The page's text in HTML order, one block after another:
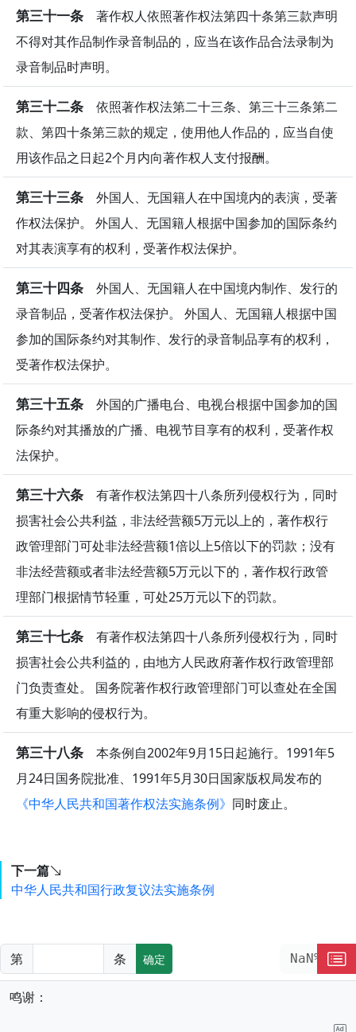
第三十一条 著作权人依照著作权法第四十条第三款声明
不得对其作品制作录音制品的，应当在该作品合法录制为
录音制品时声明。
第三十二条 依照著作权法第二十三条、第三十三条第二
款、第四十条第三款的规定，使用他人作品的，应当自使
用该作品之日起2个月内向著作权人支付报酬。
第三十三条 外国人、无国籍人在中国境内的表演，受著
作权法保护。 外国人、无国籍人根据中国参加的国际条约
对其表演享有的权利，受著作权法保护。
第三十四条 外国人、无国籍人在中国境内制作、发行的
录音制品，受著作权法保护。 外国人、无国籍人根据中国
参加的国际条约对其制作、发行的录音制品享有的权利，
受著作权法保护。
第三十五条 外国的广播电台、电视台根据中国参加的国
际条约对其播放的广播、电视节目享有的权利，受著作权
法保护。
第三十六条 有著作权法第四十八条所列侵权行为，同时
损害社会公共利益，非法经营额5万元以上的，著作权行
政管理部门可处非法经营额1倍以上5倍以下的罚款；没有
非法经营额或者非法经营额5万元以下的，著作权行政管
理部门根据情节轻重，可处25万元以下的罚款。
第三十七条 有著作权法第四十八条所列侵权行为，同时
损害社会公共利益的，由地方人民政府著作权行政管理部
门负责查处。 国务院著作权行政管理部门可以查处在全国
有重大影响的侵权行为。
第三十八条 本条例自2002年9月15日起施行。1991年5
月24日国务院批准、1991年5月30日国家版权局发布的
《中华人民共和国著作权法实施条例》 同时废止。
下一篇
中华人民共和国行政复议法实施条例
第 条 确定 NaN%
鸣谢：